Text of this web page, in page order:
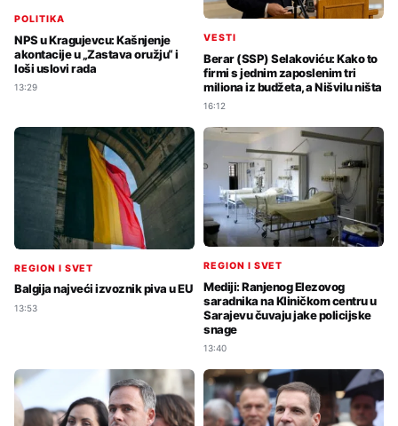
POLITIKA
NPS u Kragujevcu: Kašnjenje
akontacije u „Zastava oružju“ i
loši uslovi rada
13:29
VESTI
Berar (SSP) Selakoviću: Kako to
firmi s jednim zaposlenim tri
miliona iz budžeta, a Nišvilu ništa
16:12
REGION I SVET
Balgija najveći izvoznik piva u EU
13:53
REGION I SVET
Mediji: Ranjenog Elezovog
saradnika na Kliničkom centru u
Sarajevu čuvaju jake policijske
snage
13:40